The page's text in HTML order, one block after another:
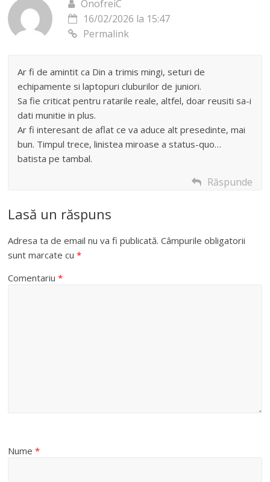
OnofreiC
16/02/2026 la 15:47
Permalink
Ar fi de amintit ca Din a trimis mingi, seturi de
echipamente si laptopuri cluburilor de juniori.
Sa fie criticat pentru ratarile reale, altfel, doar reusiti sa-i
dati munitie in plus.
Ar fi interesant de aflat ce va aduce alt presedinte, mai
bun. Timpul trece, linistea miroase a status-quo…
batista pe tambal.
Răspunde
Lasă un răspuns
Adresa ta de email nu va fi publicată. Câmpurile obligatorii
sunt marcate cu*
Comentariu*
Nume*